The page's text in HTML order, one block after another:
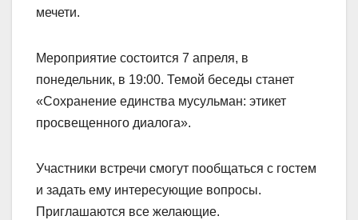
мечети.
Мероприятие состоится 7 апреля, в
понедельник, в 19:00. Темой беседы станет
«Сохранение единства мусульман: этикет
просвещенного диалога».
Участники встречи смогут пообщаться с гостем
и задать ему интересующие вопросы.
Приглашаются все желающие.